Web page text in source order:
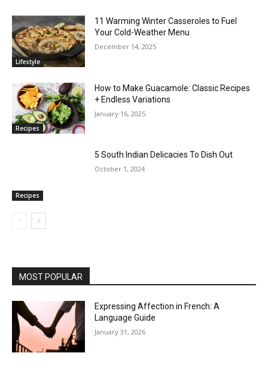
Lifestyle
11 Warming Winter Casseroles to Fuel
Your Cold-Weather Menu
December 14, 2025
Recipes
How to Make Guacamole: Classic Recipes
+ Endless Variations
January 16, 2025
Recipes
5 South Indian Delicacies To Dish Out
October 1, 2024
MOST POPULAR
Expressing Affection in French: A
Language Guide
January 31, 2026